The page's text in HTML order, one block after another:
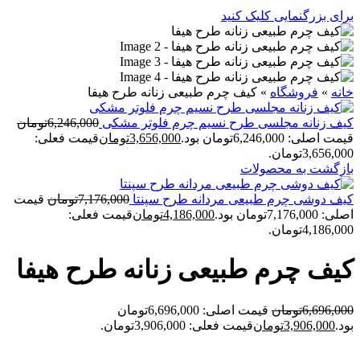
برای بزرگنمایی کلیک کنید
خانه » فروشگاه » کیف چرم طبیعی زنانه طرح هیفا
کیف زنانه مجلسی طرح نسیم چرم فلوتر مشکی 6,246,000تومان
قیمت اصلی: 6,246,000تومان بود.
3,656,000تومانقیمت فعلی:
3,656,000تومان.
بازگشت به محصولات
کیف دوشی چرم طبیعی مردانه طرح سپنتا 7,176,000تومان قیمت
اصلی: 7,176,000تومان بود.
4,186,000تومانقیمت فعلی:
4,186,000تومان.
کیف چرم طبیعی زنانه طرح هیفا
6,696,000تومان
قیمت اصلی: 6,696,000تومان
بود.3,906,000تومانقیمت فعلی: 3,906,000تومان.